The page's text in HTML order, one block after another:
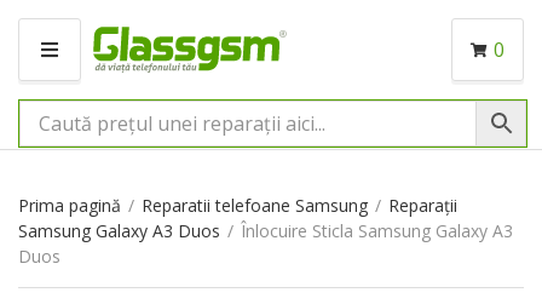
M
N
I
0
Prima pagină / Reparatii telefoane Samsung / Reparații
Samsung Galaxy A3 Duos / Înlocuire Sticla Samsung Galaxy A3
Duos